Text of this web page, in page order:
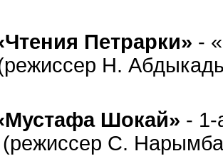
Петрарки» -
Н.
Шокай» - 1-
С.